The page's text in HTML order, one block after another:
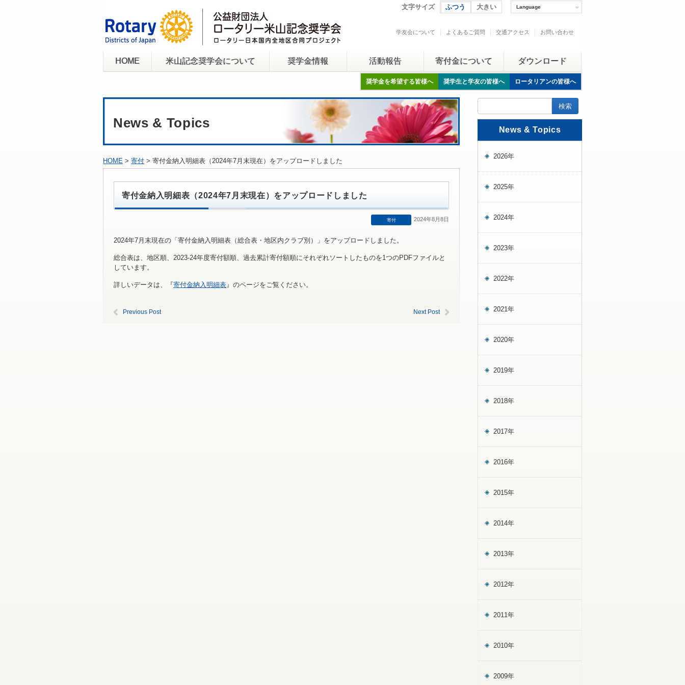
文字サイズ ふつう 大きい Language
学友会について よくあるご質問 交通アクセス お問い合わせ
HOME 米山記念奨学会について 奨学金情報 活動報告 寄付金について ダウンロード
奨学金を希望する皆様へ 奨学生と学友の皆様へ ロータリアンの皆様へ
News & Topics
HOME > 寄付 > 寄付金納入明細表（2024年7月末現在）をアップロードしました
寄付金納入明細表（2024年7月末現在）をアップロードしました
寄付 2024年8月8日
2024年7月末現在の「寄付金納入明細表（総合表・地区内クラブ別）」をアップロードしました。
総合表は、地区順、2023-24年度寄付額順、過去累計寄付額順にそれぞれソートしたものを1つのPDFファイルと
しています。
詳しいデータは、『寄付金納入明細表』のページをご覧ください。
Previous Post Next Post
News & Topics
2026年
2025年
2024年
2023年
2022年
2021年
2020年
2019年
2018年
2017年
2016年
2015年
2014年
2013年
2012年
2011年
2010年
2009年